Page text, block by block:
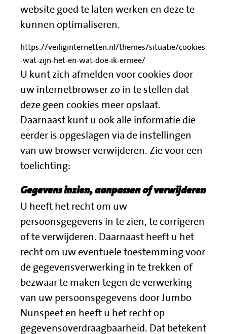
website goed te laten werken en deze te
kunnen optimaliseren.
https://veiliginternetten.nl/themes/situatie/cookies
-wat-zijn-het-en-wat-doe-ik-ermee/
U kunt zich afmelden voor cookies door
uw internetbrowser zo in te stellen dat
deze geen cookies meer opslaat.
Daarnaast kunt u ook alle informatie die
eerder is opgeslagen via de instellingen
van uw browser verwijderen. Zie voor een
toelichting:
Gegevens inzien, aanpassen of verwijderen
U heeft het recht om uw
persoonsgegevens in te zien, te corrigeren
of te verwijderen. Daarnaast heeft u het
recht om uw eventuele toestemming voor
de gegevensverwerking in te trekken of
bezwaar te maken tegen de verwerking
van uw persoonsgegevens door Jumbo
Nunspeet en heeft u het recht op
gegevensoverdraagbaarheid. Dat betekent